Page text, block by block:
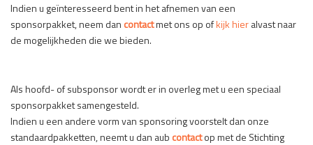
Indien u geïnteresseerd bent in het afnemen van een
sponsorpakket, neem dan contactmet ons op ofkijk hieralvast naar
de mogelijkheden die we bieden.
Als hoofd- of subsponsor wordt er in overleg met u een speciaal
sponsorpakket samengesteld.
Indien u een andere vorm van sponsoring voorstelt dan onze
standaardpakketten, neemt u dan aub contactop met de Stichting